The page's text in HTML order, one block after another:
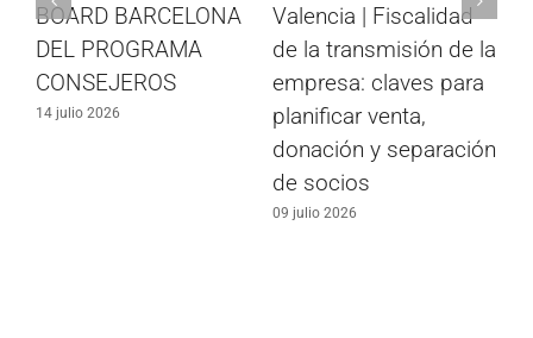
BOARD BARCELONA
DEL PROGRAMA
CONSEJEROS
14 julio 2026
Valencia | Fiscalidad
de la transmisión de la
empresa: claves para
planificar venta,
donación y separación
de socios
09 julio 2026